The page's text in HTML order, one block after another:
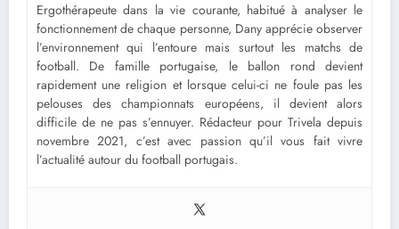
Ergothérapeute dans la vie courante, habitué à analyser le
fonctionnement de chaque personne, Dany apprécie observer
l’environnement qui l’entoure mais surtout les matchs de
football. De famille portugaise, le ballon rond devient
rapidement une religion et lorsque celui-ci ne foule pas les
pelouses des championnats européens, il devient alors
difficile de ne pas s’ennuyer. Rédacteur pour Trivela depuis
novembre 2021, c’est avec passion qu’il vous fait vivre
l’actualité autour du football portugais.